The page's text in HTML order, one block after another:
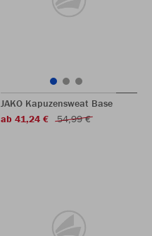
JAKO Kapuzensweat Base
ab 41,24 €
54,99 €